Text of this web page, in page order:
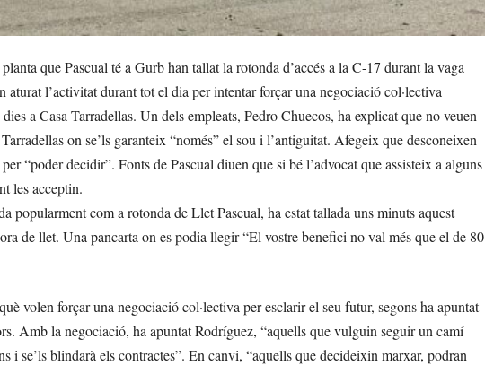
que Pascual té a Gurb han tallat la rotonda d’accés a la C-17 durant la vaga
l’activitat durant tot el dia per intentar forçar una negociació col·lectiva
a Casa Tarradellas. Un dels empleats, Pedro Chuecos, ha explicat que no veuen
on se’ls garanteix “només” el sou i l’antiguitat. Afegeix que desconeixen
“poder decidir”. Fonts de Pascual diuen que si bé l’advocat que assisteix a alguns
les acceptin.
popularment com a rotonda de Llet Pascual, ha estat tallada uns minuts aquest
de llet. Una pancarta on es podia llegir “El vostre benefici no val més que el de 80
volen forçar una negociació col·lectiva per esclarir el seu futur, segons ha apuntat
Amb la negociació, ha apuntat Rodríguez, “aquells que vulguin seguir un camí
i se’ls blindarà els contractes”. En canvi, “aquells que decideixin marxar, podran